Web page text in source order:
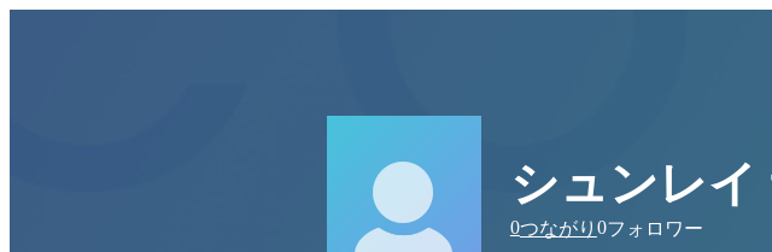
シュンレ
0つながり 0フォロワー